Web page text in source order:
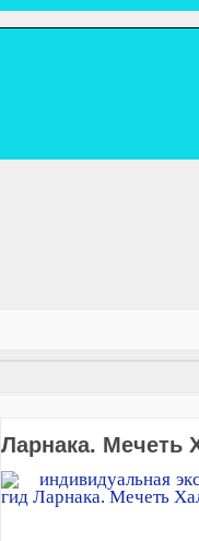
Ларнака. Мечеть